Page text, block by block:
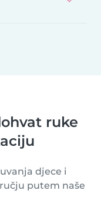
ruke
djece i
putem naše